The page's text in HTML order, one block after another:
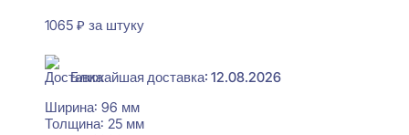
1065 ₽ за штуку
Ближайшая доставка: 12.08.2026
Ширина: 96 мм
Толщина: 25 мм